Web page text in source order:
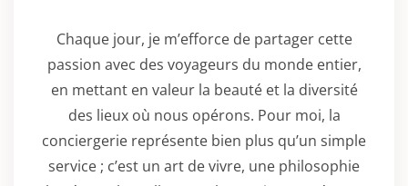
Chaque jour, je m’efforce de partager cette
passion avec des voyageurs du monde entier,
en mettant en valeur la beauté et la diversité
des lieux où nous opérons. Pour moi, la
conciergerie représente bien plus qu’un simple
service ; c’est un art de vivre, une philosophie